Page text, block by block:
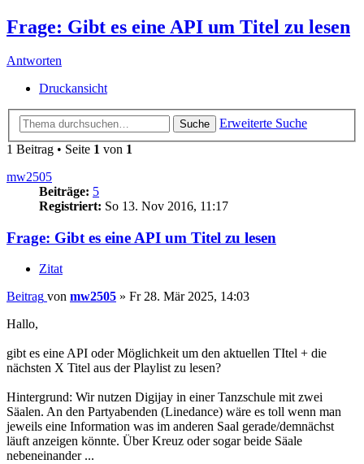
Frage: Gibt es eine API um Titel zu lesen
Antworten
Druckansicht
Suche
Erweiterte Suche
1 Beitrag • Seite 1 von 1
mw2505
Beiträge: 5
Registriert: So 13. Nov 2016, 11:17
Frage: Gibt es eine API um Titel zu lesen
Zitat
Beitrag von mw2505 » Fr 28. Mär 2025, 14:03
Hallo,
gibt es eine API oder Möglichkeit um den aktuellen TItel + die
nächsten X Titel aus der Playlist zu lesen?
Hintergrund: Wir nutzen Digijay in einer Tanzschule mit zwei
Säalen. An den Partyabenden (Linedance) wäre es toll wenn man
jeweils eine Information was im anderen Saal gerade/demnächst
läuft anzeigen könnte. Über Kreuz oder sogar beide Säale
nebeneinander ...